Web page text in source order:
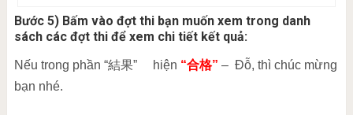
Bước 5) Bấm vào đợt thi bạn muốn xem trong danh
sách các đợt thi để xem chi tiết kết quả:
Nếu trong phần “結果” hiện “合格” – Đỗ, thì chúc mừng
bạn nhé.